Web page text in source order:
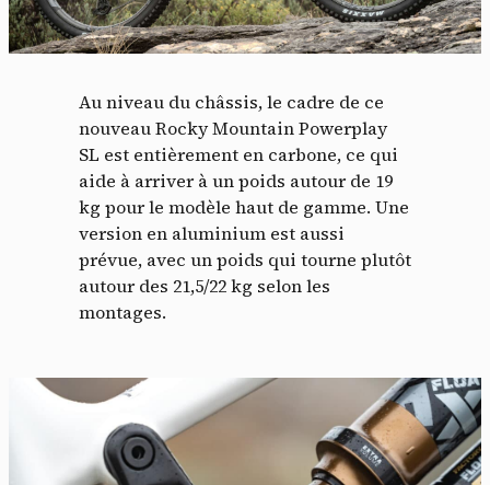
Au niveau du châssis, le cadre de ce
nouveau Rocky Mountain Powerplay
SL est entièrement en carbone, ce qui
aide à arriver à un poids autour de 19
kg pour le modèle haut de gamme. Une
version en aluminium est aussi
prévue, avec un poids qui tourne plutôt
autour des 21,5/22 kg selon les
montages.
Panneau de gestion des
cookies
lecture de cookies et l'utilisation de technologies de suivi
nécessaires à leur bon fonctionnement.
Politique de confidentialité